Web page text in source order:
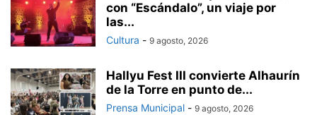
con “Escándalo”, un viaje por
las...
Cultura - 9 agosto, 2026
Hallyu Fest III convierte Alhaurín
de la Torre en punto de...
Prensa Municipal - 9 agosto, 2026